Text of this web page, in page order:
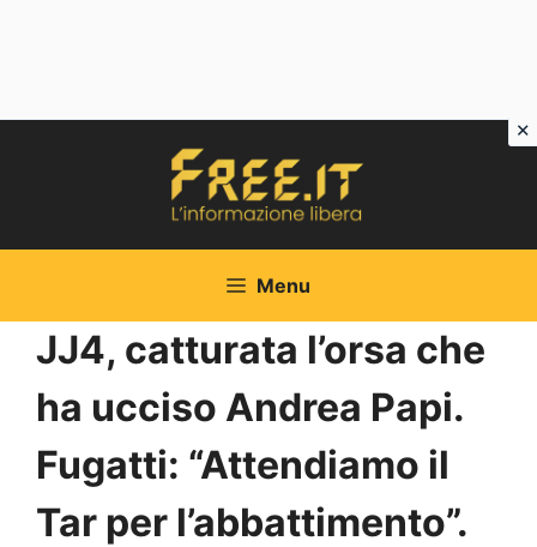
Menu
JJ4, catturata l’orsa che
ha ucciso Andrea Papi.
Fugatti: “Attendiamo il
Tar per l’abbattimento”.